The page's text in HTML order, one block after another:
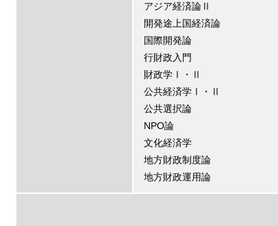
アジア経済論Ⅱ
開発途上国経済論
国際開発論
行財政入門
財政学Ⅰ・Ⅱ
公共経済学Ⅰ・Ⅱ
公共選択論
NPO論
文化経済学
地方財政制度論
地方財政運用論